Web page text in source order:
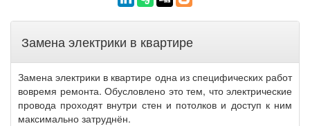
Замена электрики в квартире
Замена электрики в квартире одна из специфических работ
вовремя ремонта. Обусловлено это тем, что электрические
провода проходят внутри стен и потолков и доступ к ним
максимально затруднён.